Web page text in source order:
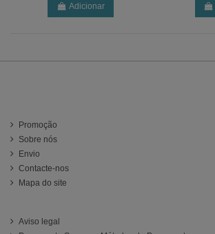
Adicionar
Promoção
Sobre nós
Envio
Contacte-nos
Mapa do site
Aviso legal